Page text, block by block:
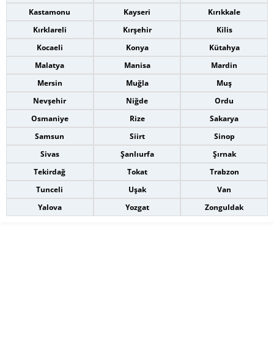
Kastamonu
Kayseri
Kırıkkale
Kırklareli
Kırşehir
Kilis
Kocaeli
Konya
Kütahya
Malatya
Manisa
Mardin
Mersin
Muğla
Muş
Nevşehir
Niğde
Ordu
Osmaniye
Rize
Sakarya
Samsun
Siirt
Sinop
Sivas
Şanlıurfa
Şırnak
Tekirdağ
Tokat
Trabzon
Tunceli
Uşak
Van
Yalova
Yozgat Zonguldak